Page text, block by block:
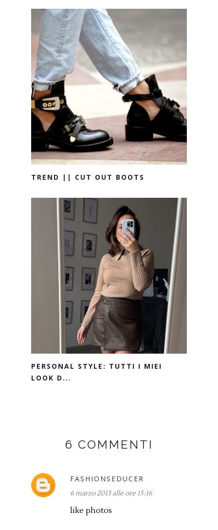
TREND || CUT OUT BOOTS
PERSONAL STYLE: TUTTI I MIEI
LOOK D...
6 COMMENTI
FASHIONSEDUCER
6 marzo 2013 alle ore 15:16
like photos